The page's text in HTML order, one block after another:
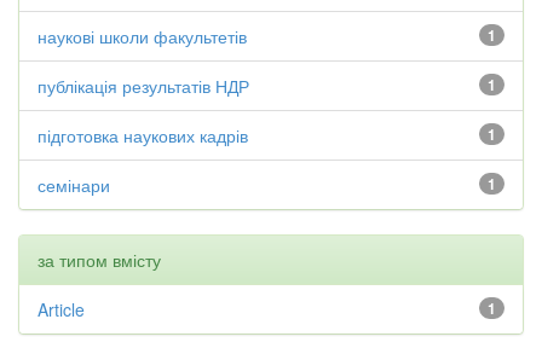
1
наукові школи факультетів
1
публікація результатів НДР
1
підготовка наукових кадрів
1
семінари
за типом вмісту
1
Article